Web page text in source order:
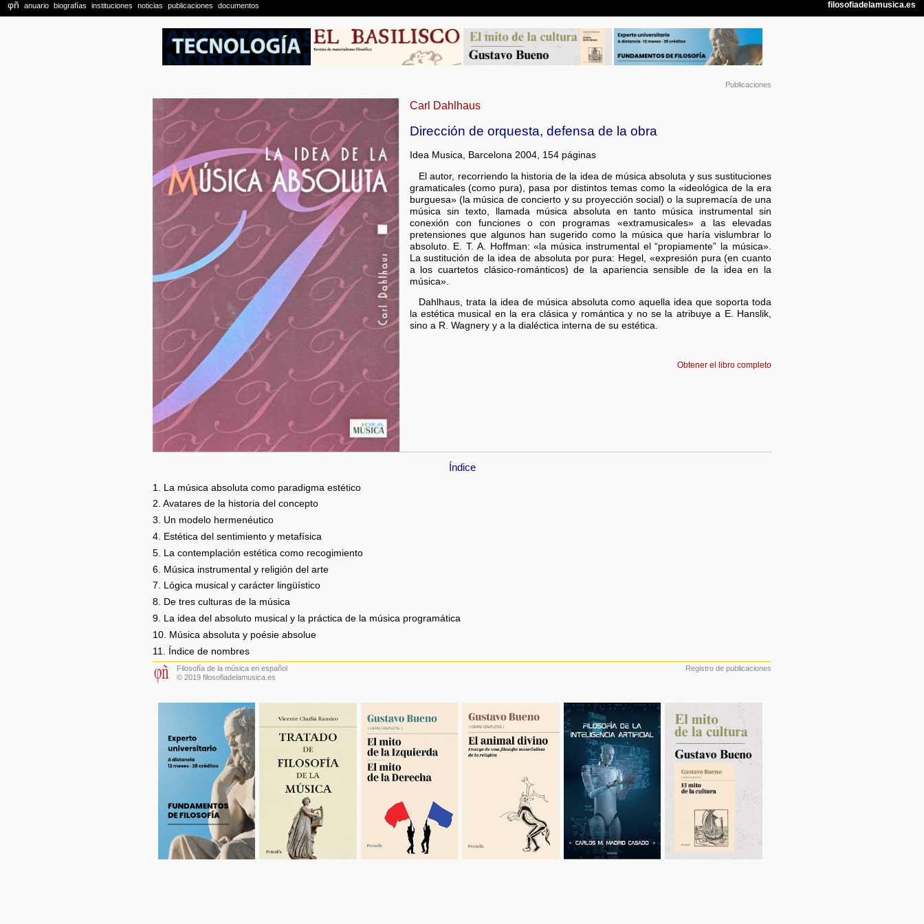
Publicaciones
Carl Dahlhaus
Dirección de orquesta, defensa de la obra
Idea Musica, Barcelona 2004, 154 páginas
El autor, recorriendo la historia de la idea de música absoluta y sus sustituciones
gramaticales (como pura), pasa por distintos temas como la «ideológica de la era
burguesa» (la música de concierto y su proyección social) o la supremacía de una
música sin texto, llamada música absoluta en tanto música instrumental sin
conexión con funciones o con programas «extramusicales» a las elevadas
pretensiones que algunos han sugerido como la música que haría vislumbrar lo
absoluto. E. T. A. Hoffman: «la música instrumental el “propiamente” la música».
La sustitución de la idea de absoluta por pura: Hegel, «expresión pura (en cuanto
a los cuartetos clásico-románticos) de la apariencia sensible de la idea en la
música».
Dahlhaus, trata la idea de música absoluta como aquella idea que soporta toda
la estética musical en la era clásica y romántica y no se la atribuye a E. Hanslik,
sino a R. Wagnery y a la dialéctica interna de su estética.
Obtener el libro completo
Índice
1. La música absoluta como paradigma estético
2. Avatares de la historia del concepto
3. Un modelo hermenéutico
4. Estética del sentimiento y metafísica
5. La contemplación estética como recogimiento
6. Música instrumental y religión del arte
7. Lógica musical y carácter lingüístico
8. De tres culturas de la música
9. La idea del absoluto musical y la práctica de la música programática
10. Música absoluta y poésie absolue
11. Índice de nombres
Filosofía de la música en español
© 2019 filosofiadelamusica.es
Registro de publicaciones